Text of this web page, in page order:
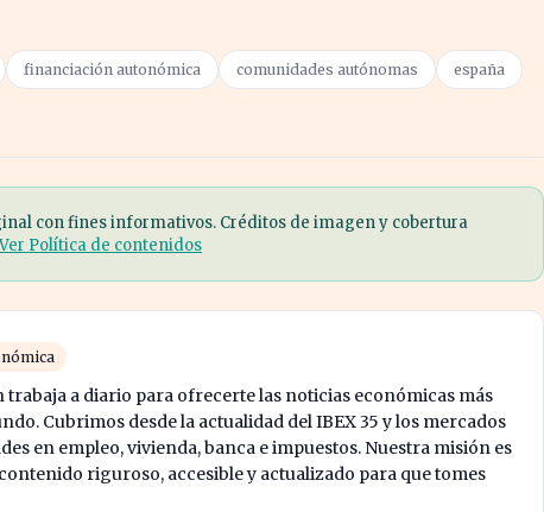
financiación autonómica comunidades autónomas españa
con fines informativos. Créditos de imagen y cobertura
Ver Política de contenidos
a diario para ofrecerte las noticias económicas más
Cubrimos desde la actualidad del IBEX 35 y los mercados
en empleo, vivienda, banca e impuestos. Nuestra misión es
riguroso, accesible y actualizado para que tomes